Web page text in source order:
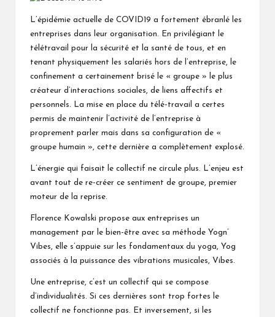
k
.fr
at
L’épidémie actuelle de COVID19 a fortement ébranlé les
entreprises dans leur organisation. En privilégiant le
télétravail pour la sécurité et la santé de tous, et en
tenant physiquement les salariés hors de l’entreprise, le
confinement a certainement brisé le « groupe » le plus
créateur d’interactions sociales, de liens affectifs et
personnels. La mise en place du télé-travail a certes
permis de maintenir l’activité de l’entreprise à
proprement parler mais dans sa configuration de «
groupe humain », cette dernière a complètement explosé.
L’énergie qui faisait le collectif ne circule plus. L’enjeu est
avant tout de re-créer ce sentiment de groupe, premier
moteur de la reprise.
Florence Kowalski propose aux entreprises un
management par le bien-être avec sa méthode Yogn’
Vibes, elle s’appuie sur les fondamentaux du yoga, Yog
associés à la puissance des vibrations musicales, Vibes.
Une entreprise, c’est un collectif qui se compose
d’individualités. Si ces dernières sont trop fortes le
collectif ne fonctionne pas. Et inversement, si les